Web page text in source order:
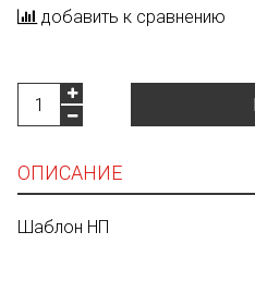
добавить к сравнению
ОПИСАНИЕ
Шаблон НП